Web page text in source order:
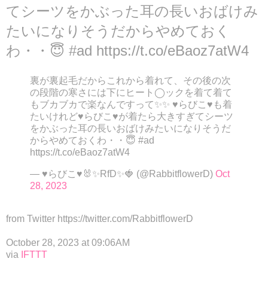
てシーツをかぶった耳の長いおばけみ
たいになりそうだからやめておく
わ・・😇 #ad https://t.co/eBaoz7atW4
裏が裏起毛だからこれから着れて、その後の次
の段階の寒さには下にヒート◯ックを着て着て
もブカブカで楽なんですって✨✨ ♥らびこ♥も着
たいけれど♥らびこ♥が着たら大きすぎてシーツ
をかぶった耳の長いおばけみたいになりそうだ
からやめておくわ・・😇 #ad
https://t.co/eBaoz7atW4
— ♥らびこ♥🐰✨RfD✨🍓 (@RabbitflowerD) Oct
28, 2023
from Twitter https://twitter.com/RabbitflowerD
October 28, 2023 at 09:06AM
via IFTTT